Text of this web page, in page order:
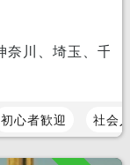
川、埼玉、千葉
初心者歓迎 社会